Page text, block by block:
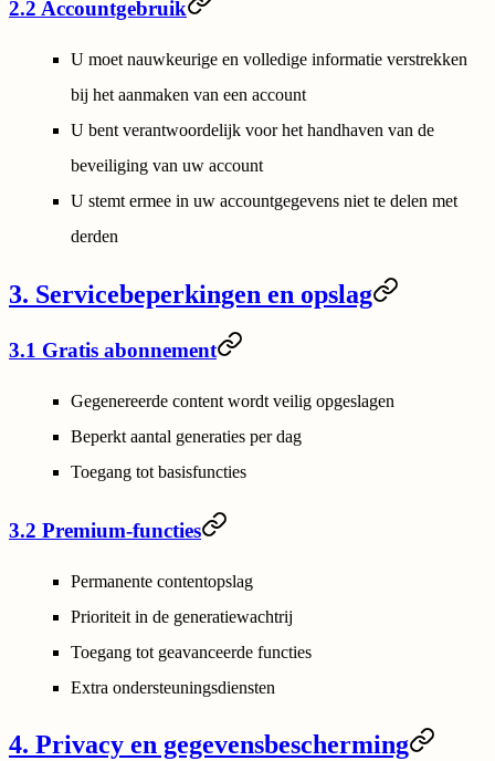
2.2 Accountgebruik
U moet nauwkeurige en volledige informatie verstrekken
bij het aanmaken van een account
U bent verantwoordelijk voor het handhaven van de
beveiliging van uw account
U stemt ermee in uw accountgegevens niet te delen met
derden
3. Servicebeperkingen en opslag
3.1 Gratis abonnement
Gegenereerde content wordt veilig opgeslagen
Beperkt aantal generaties per dag
Toegang tot basisfuncties
3.2 Premium-functies
Permanente contentopslag
Prioriteit in de generatiewachtrij
Toegang tot geavanceerde functies
Extra ondersteuningsdiensten
4. Privacy en gegevensbescherming